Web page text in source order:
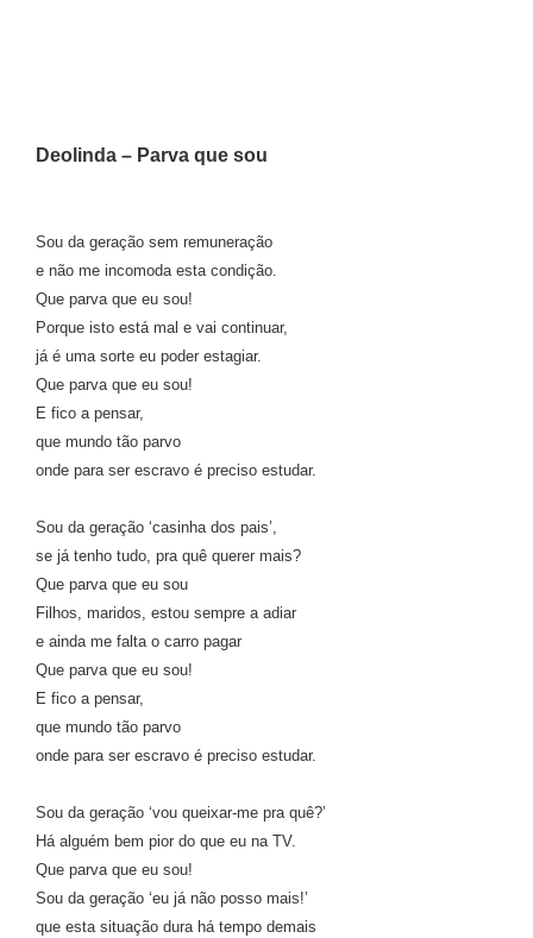
Deolinda – Parva que sou
Sou da geração sem remuneração
e não me incomoda esta condição.
Que parva que eu sou!
Porque isto está mal e vai continuar,
já é uma sorte eu poder estagiar.
Que parva que eu sou!
E fico a pensar,
que mundo tão parvo
onde para ser escravo é preciso estudar.
Sou da geração ‘casinha dos pais’,
se já tenho tudo, pra quê querer mais?
Que parva que eu sou
Filhos, maridos, estou sempre a adiar
e ainda me falta o carro pagar
Que parva que eu sou!
E fico a pensar,
que mundo tão parvo
onde para ser escravo é preciso estudar.
Sou da geração ‘vou queixar-me pra quê?’
Há alguém bem pior do que eu na TV.
Que parva que eu sou!
Sou da geração ‘eu já não posso mais!’
que esta situação dura há tempo demais